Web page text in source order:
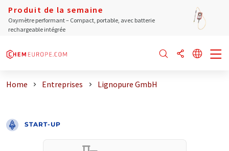
Produit de la semaine
Oxymètre performant – Compact, portable, avec batterie
rechargeable intégrée
Home Entreprises Lignopure GmbH
START-UP